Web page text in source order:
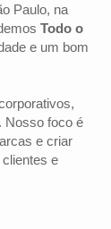
Paulo, na
Todo o
e um bom
Nosso foco é
e criar
e